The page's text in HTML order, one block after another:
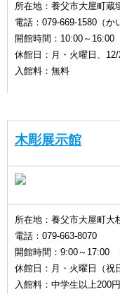
所在地：養父市大屋町蔵
電話：079-669-1580（か
開館時間：10:00～16:00
休館日：月・火曜日、
入館料：無料
木彫展示館
所在地：養父市大屋町大
電話：079-663-8070
開館時間：9:00～17:00
休館日：月・火曜日（祝
入館料：中学生以上200円